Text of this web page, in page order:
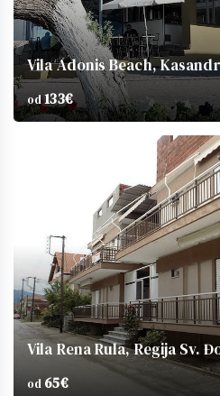
Vila Adonis Beach,
od133€
Vila Rena Rula, Regija Sv.
od 65€